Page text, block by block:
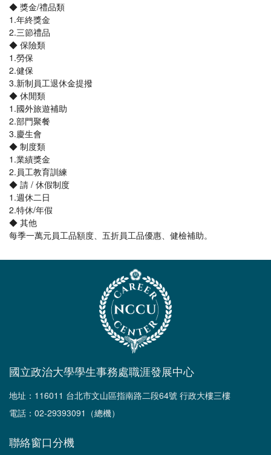
◆ 獎金/禮品類
1.年終獎金
2.三節禮品
◆ 保險類
1.勞保
2.健保
3.新制員工退休金提撥
◆ 休閒類
1.國外旅遊補助
2.部門聚餐
3.慶生會
◆ 制度類
1.業績獎金
2.員工教育訓練
◆ 請 / 休假制度
1.週休二日
2.特休/年假
◆ 其他
每季一萬元員工品額度、五折員工品優惠、健檢補助。
國立政治大學學生事務處職涯發展中心
地址：116011 台北市文山區指南路二段64號 行政大樓三樓
電話：02-29393091（總機）
聯絡窗口分機